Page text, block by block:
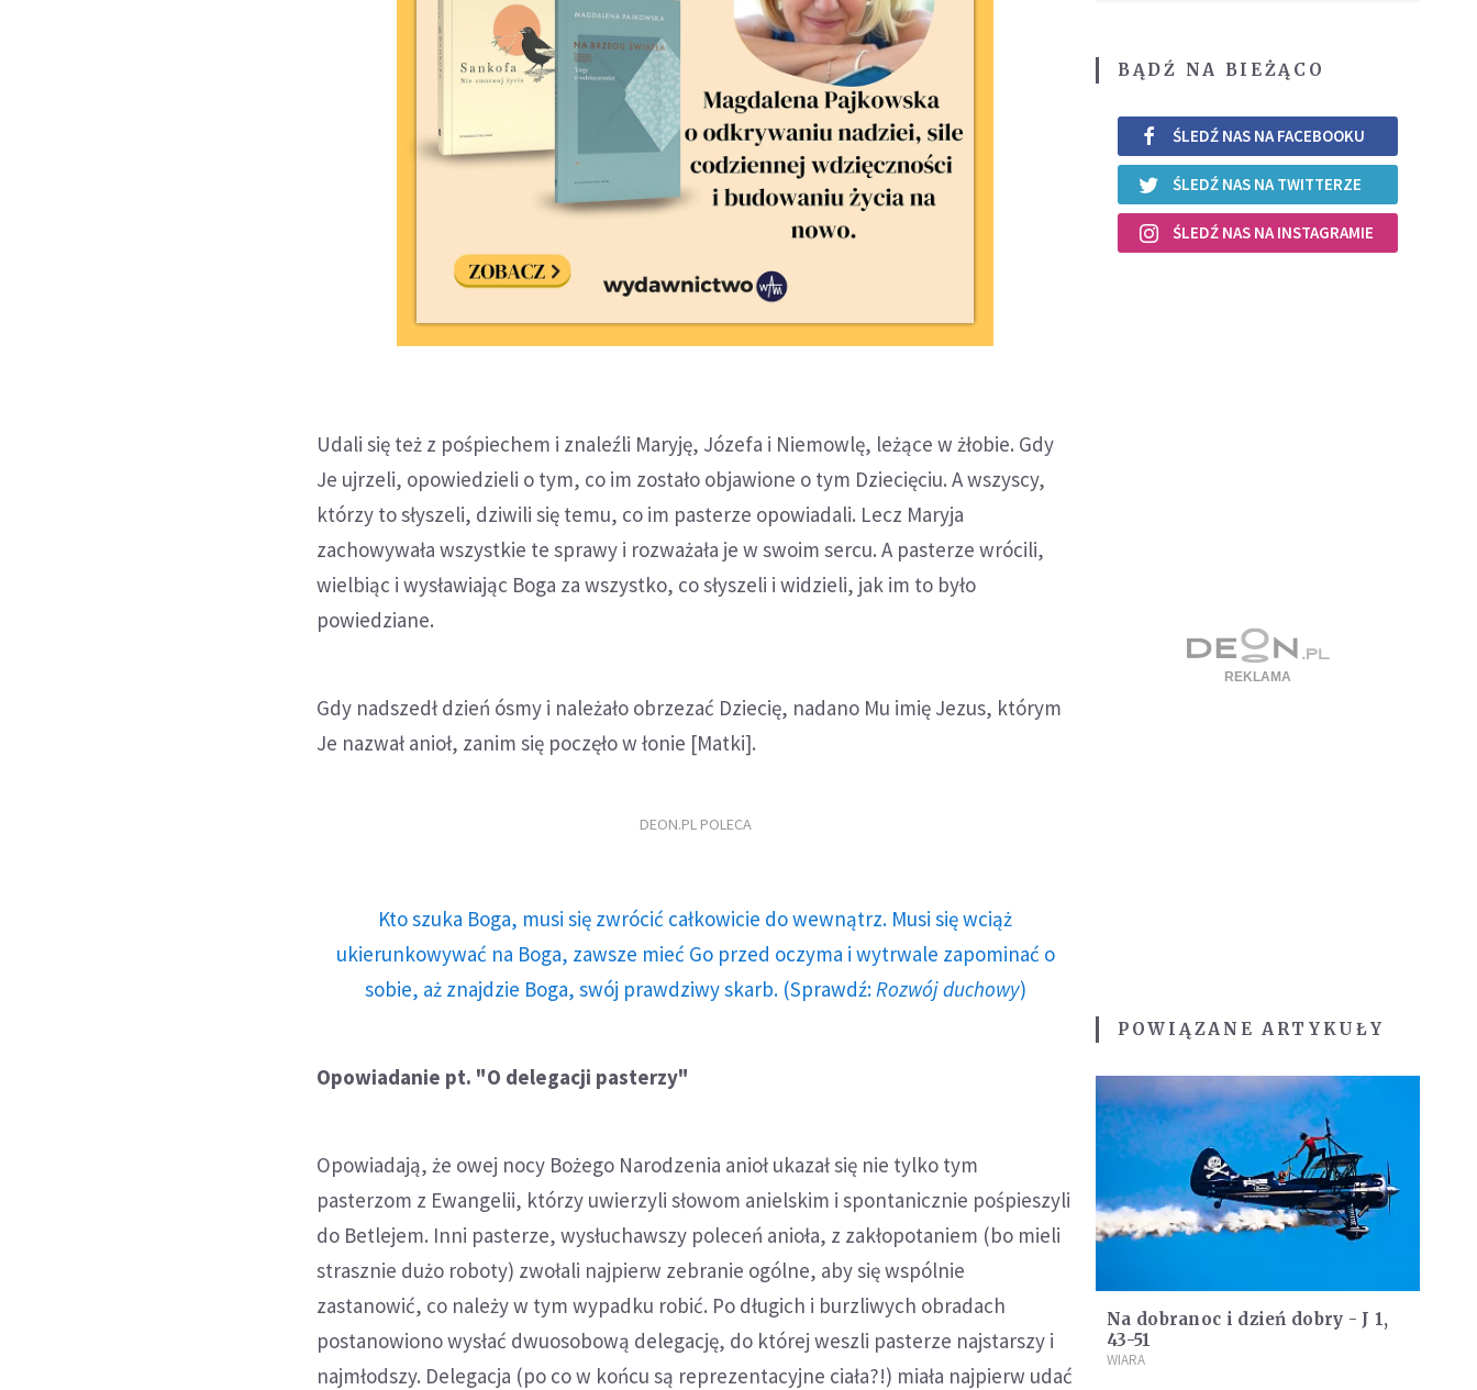
Udali się też z pośpiechem i znaleźli Maryję, Józefa i Niemowlę, leżące w żłobie. Gdy
Je ujrzeli, opowiedzieli o tym, co im zostało objawione o tym Dziecięciu. A wszyscy,
którzy to słyszeli, dziwili się temu, co im pasterze opowiadali. Lecz Maryja
zachowywała wszystkie te sprawy i rozważała je w swoim sercu. A pasterze wrócili,
wielbiąc i wysławiając Boga za wszystko, co słyszeli i widzieli, jak im to było
powiedziane.
Gdy nadszedł dzień ósmy i należało obrzezać Dziecię, nadano Mu imię Jezus, którym
Je nazwał anioł, zanim się poczęło w łonie [Matki].
DEON.PL POLECA
Kto szuka Boga, musi się zwrócić całkowicie do wewnątrz. Musi się wciąż
ukierunkowywać na Boga, zawsze mieć Go przed oczyma i wytrwale zapominać o
sobie, aż znajdzie Boga, swój prawdziwy skarb. (Sprawdź: Rozwój duchowy)
Opowiadanie pt. "O delegacji pasterzy"
Opowiadają, że owej nocy Bożego Narodzenia anioł ukazał się nie tylko tym
pasterzom z Ewangelii, którzy uwierzyli słowom anielskim i spontanicznie pośpieszyli
do Betlejem. Inni pasterze, wysłuchawszy poleceń anioła, z zakłopotaniem (bo mieli
strasznie dużo roboty) zwołali najpierw zebranie ogólne, aby się wspólnie
zastanowić, co należy w tym wypadku robić. Po długich i burzliwych obradach
postanowiono wysłać dwuosobową delegację, do której weszli pasterze najstarszy i
najmłodszy. Delegacja (po co w końcu są reprezentacyjne ciała?!) miała najpierw udać
BĄDŹ NA BIEŻĄCO
ŚLEDŹ NAS NA FACEBOOKU
ŚLEDŹ NAS NA TWITTERZE
ŚLEDŹ NAS NA INSTAGRAMIE
POWIĄZANE ARTYKUŁY
Na dobranoc i dzień dobry - J 1,
43-51
WIARA